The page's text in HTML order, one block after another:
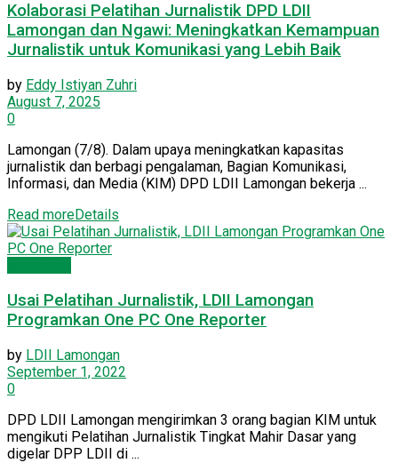
Kolaborasi Pelatihan Jurnalistik DPD LDII
Lamongan dan Ngawi: Meningkatkan Kemampuan
Jurnalistik untuk Komunikasi yang Lebih Baik
by Eddy Istiyan Zuhri
August 7, 2025
0
Lamongan (7/8). Dalam upaya meningkatkan kapasitas
jurnalistik dan berbagi pengalaman, Bagian Komunikasi,
Informasi, dan Media (KIM) DPD LDII Lamongan bekerja ...
Read moreDetails
Usai Pelatihan Jurnalistik, LDII Lamongan
Programkan One PC One Reporter
by LDII Lamongan
September 1, 2022
0
DPD LDII Lamongan mengirimkan 3 orang bagian KIM untuk
mengikuti Pelatihan Jurnalistik Tingkat Mahir Dasar yang
digelar DPP LDII di ...